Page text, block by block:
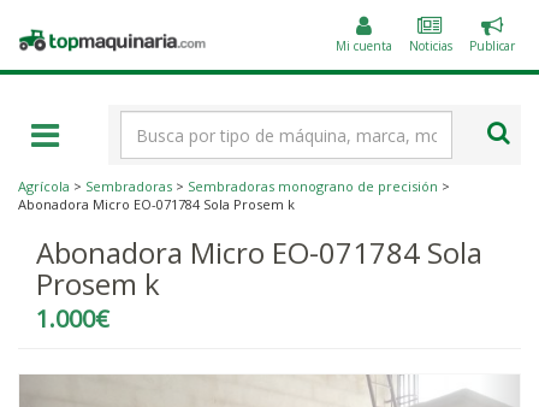
Topmaquinaria.com Mi cuenta Noticias
un
Publicar
Agrícola > Sembradoras > Sembradoras monograno de precisión >
Abonadora Micro EO-071784 Sola Prosem k
Abonadora Micro EO-071784 Sola
Prosem k
1.000€